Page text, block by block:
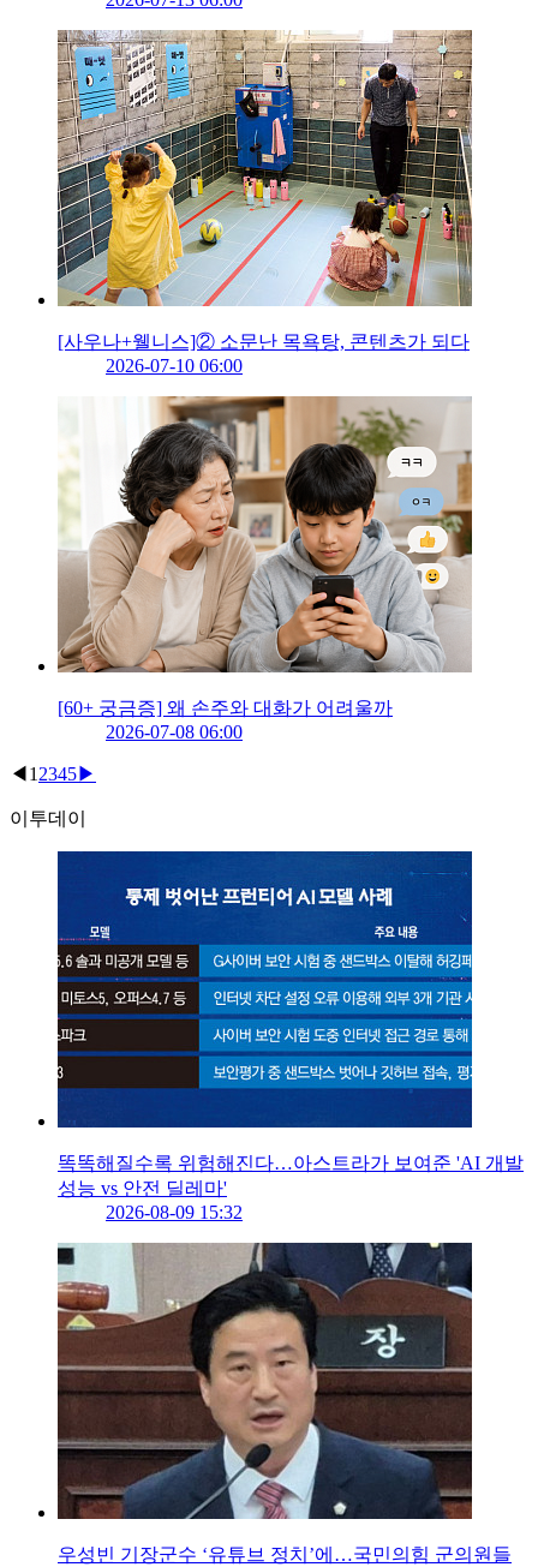
[사우나+웰니스]② 소문난 목욕탕, 콘텐츠가 되다
2026-07-10 06:00
[60+ 궁금증] 왜 손주와 대화가 어려울까
2026-07-08 06:00
◀ 1 2345▶
이투데이
똑똑해질수록 위험해진다…아스트라가 보여준 'AI 개발
성능 vs 안전 딜레마'
2026-08-09 15:32
우성빈 기장군수 ‘유튜브 정치’에…국민의힘 군의원들